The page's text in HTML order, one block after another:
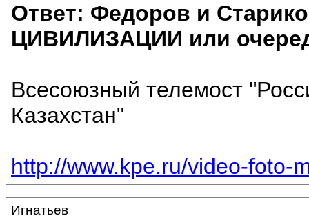
Ответ: Федоров и
ЦИВИЛИЗАЦИИ или
Всесоюзный телемост
Казахстан"
http://www.kpe.ru/video-foto-
Игнатьев